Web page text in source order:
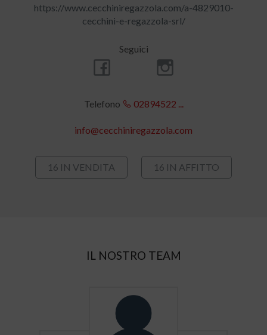
https://www.cecchiniregazzola.com/a-4829010-
cecchini-e-regazzola-srl/
Seguici
Telefono 02894522 ...
info@cecchiniregazzola.com
16 IN VENDITA 16 IN AFFITTO
IL NOSTRO TEAM